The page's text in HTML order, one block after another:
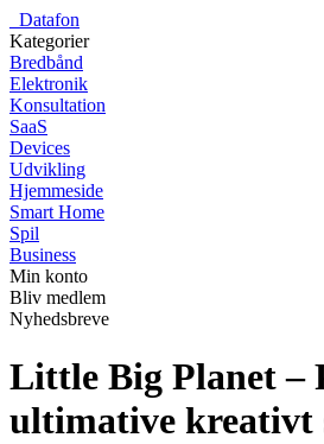
Datafon
Kategorier
Bredbånd
Elektronik
Konsultation
SaaS
Devices
Udvikling
Hjemmeside
Smart Home
Spil
Business
Min konto
Bliv medlem
Nyhedsbreve
Little Big Planet –
ultimative kreativt